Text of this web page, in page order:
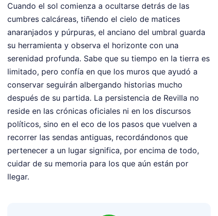
Cuando el sol comienza a ocultarse detrás de las
cumbres calcáreas, tiñendo el cielo de matices
anaranjados y púrpuras, el anciano del umbral guarda
su herramienta y observa el horizonte con una
serenidad profunda. Sabe que su tiempo en la tierra es
limitado, pero confía en que los muros que ayudó a
conservar seguirán albergando historias mucho
después de su partida. La persistencia de Revilla no
reside en las crónicas oficiales ni en los discursos
políticos, sino en el eco de los pasos que vuelven a
recorrer las sendas antiguas, recordándonos que
pertenecer a un lugar significa, por encima de todo,
cuidar de su memoria para los que aún están por
llegar.